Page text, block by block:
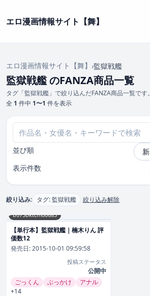
エロ漫画情報サイト【舞】
エロ漫画情報サイト【舞】 ›監獄戦艦
監獄戦艦 のFANZA商品一覧
タグ「監獄戦艦」で絞り込んだFANZA商品一覧です。
全 1 件中 1〜1 件を表示
並び順
表示件数
絞り込み: タグ: 監獄戦艦 絞り込み解除
b073bktcm00683
【単行本】監獄戦艦｜楠木りん 評
価数12
発売日:2015-10-01 09:59:58
投稿ステータス
公開中
ごっくん
ぶっかけ
アナル
+14